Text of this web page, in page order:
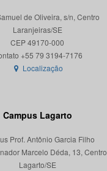
de Oliveira, s/n, Centro
Laranjeiras/SE
CEP 49170-000
Localização
Campus Lagarto
Prof. Antônio Garcia Filho
Marcelo Déda, 13, Centro
Lagarto/SE